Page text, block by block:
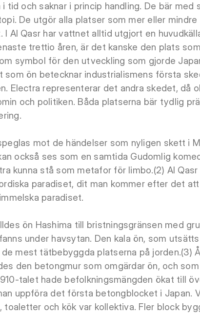
i tid och saknar i princip handling. De bär med
De utgör alla platser som mer eller
I Al Qasr har vattnet alltid utgjort en
trettio åren, är det kanske den plats
symbol för den utveckling som gjorde
som ön betecknar industrialismens första
Electra representerar det andra skedet, då
och politiken. Båda platserna bär tydlig
mot de händelser som nyligen skett i
också ses som en samtida Gudomlig
kunna stå som metafor för limbo.(2) Al
paradiset, dit man kommer efter det
paradiset.
ön Hashima till bristningsgränsen med
under havsytan. Den kala ön, som
mest tätbebyggda platserna på jorden.(3)
den betongmur som omgärdar ön, och
talet hade befolkningsmängden ökat till
uppföra det första betongblocket i Japan.
toaletter och kök var kollektiva. Fler block